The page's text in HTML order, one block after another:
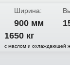
Ширина:
900 мм
1650 кг
с маслом и охлаждающей